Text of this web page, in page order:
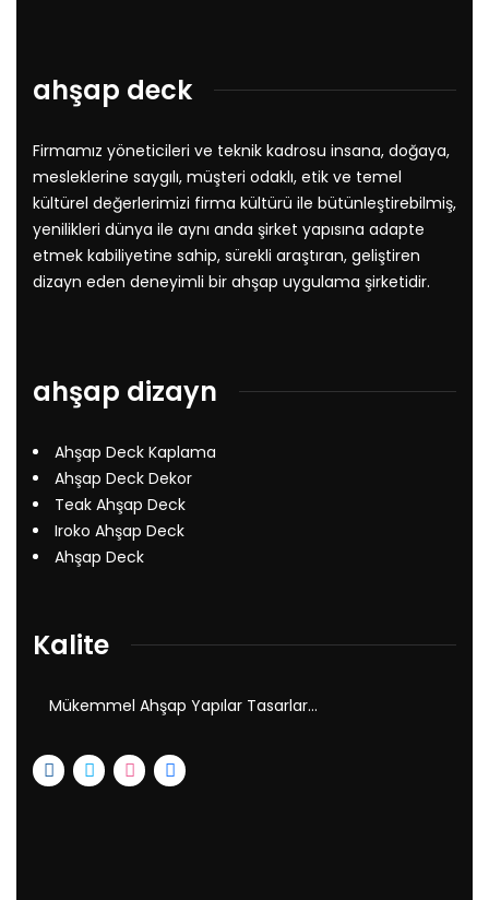
ahşap deck
Firmamız yöneticileri ve teknik kadrosu insana, doğaya,
mesleklerine saygılı, müşteri odaklı, etik ve temel
kültürel değerlerimizi firma kültürü ile bütünleştirebilmiş,
yenilikleri dünya ile aynı anda şirket yapısına adapte
etmek kabiliyetine sahip, sürekli araştıran, geliştiren
dizayn eden deneyimli bir ahşap uygulama şirketidir.
ahşap dizayn
Ahşap Deck Kaplama
Ahşap Deck Dekor
Teak Ahşap Deck
Iroko Ahşap Deck
Ahşap Deck
Kalite
Mükemmel Ahşap Yapılar Tasarlar…